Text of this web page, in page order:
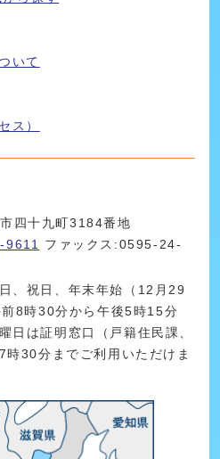
いて
ス）
四十九町3184番地
ファックス:0595-24-
、祝日、年末年始（12月29
8時30分から午後5時15分
日は証明窓口（戸籍住民課、
30分までご利用いただけま